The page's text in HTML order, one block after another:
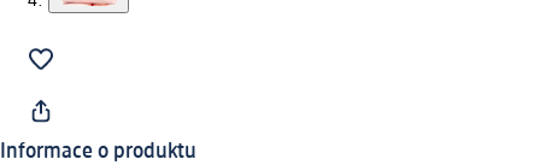
Informace o produktu